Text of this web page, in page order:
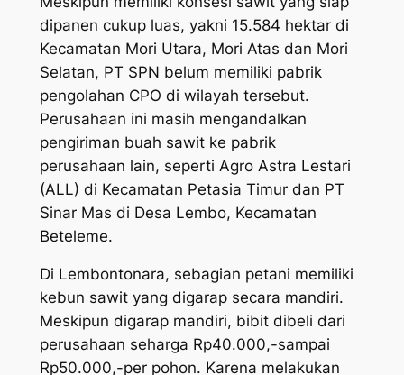
dipanen cukup luas, yakni 15.584 hektar di
Kecamatan Mori Utara, Mori Atas dan Mori
Selatan, PT SPN belum memiliki pabrik
pengolahan CPO di wilayah tersebut.
Perusahaan ini masih mengandalkan
pengiriman buah sawit ke pabrik
perusahaan lain, seperti Agro Astra Lestari
(ALL) di Kecamatan Petasia Timur dan PT
Sinar Mas di Desa Lembo, Kecamatan
Beteleme.
Di Lembontonara, sebagian petani memiliki
kebun sawit yang digarap secara mandiri.
Meskipun digarap mandiri, bibit dibeli dari
perusahaan seharga Rp40.000,-sampai
Rp50.000,-per pohon. Karena melakukan